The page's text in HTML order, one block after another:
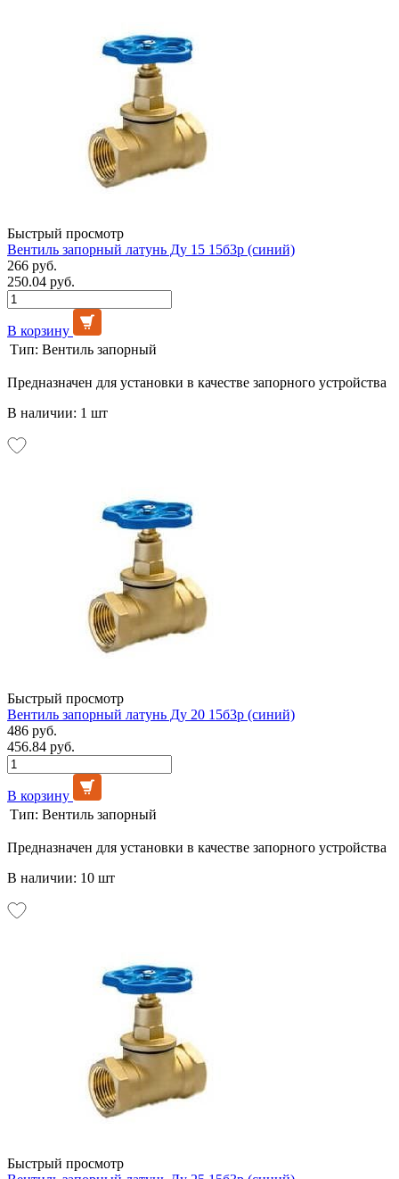
Быстрый просмотр
Вентиль запорный латунь Ду 15 15б3р (синий)
266 руб.
250.04 руб.
В корзину
Тип: Вентиль запорный
Предназначен для установки в качестве запорного устройства
В наличии: 1 шт
Быстрый просмотр
Вентиль запорный латунь Ду 20 15б3р (синий)
486 руб.
456.84 руб.
В корзину
Тип: Вентиль запорный
Предназначен для установки в качестве запорного устройства
В наличии: 10 шт
Быстрый просмотр